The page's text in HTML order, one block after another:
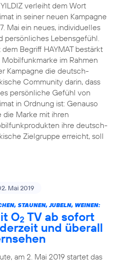
verleiht dem Wort
in seiner neuen Kampagne
Mai ein neues, individuelles
persönliches Lebensgefühl.
dem Begriff HAYMAT bestärkt
Mobilfunkmarke im Rahmen
Kampagne die deutsch-
Community darin, dass
persönliche Gefühl von
in Ordnung ist: Genauso
die Marke mit ihren
ihre deutsch-
Zielgruppe erreicht, soll
Mai 2019
STAUNEN, JUBELN, WEINEN:
O2 TV ab sofort
und überall
am 2. Mai 2019 startet das